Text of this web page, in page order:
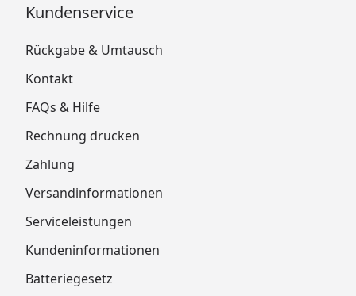
Kundenservice
Rückgabe & Umtausch
Kontakt
FAQs & Hilfe
Rechnung drucken
Zahlung
Versandinformationen
Serviceleistungen
Kundeninformationen
Batteriegesetz